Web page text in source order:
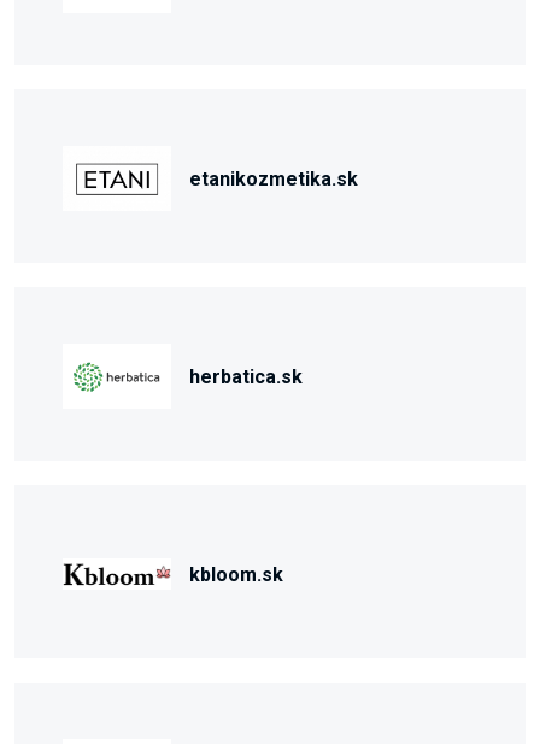
etanikozmetika.sk
herbatica.sk
kbloom.sk